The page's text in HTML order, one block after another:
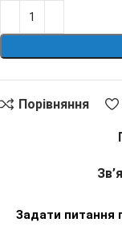
Порівняння
Задати питання